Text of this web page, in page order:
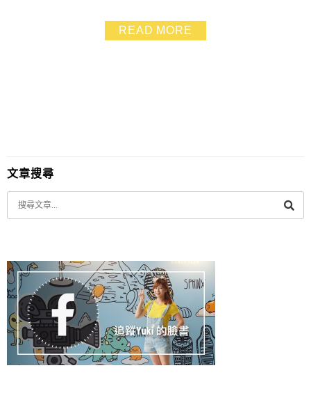
也非常豐富美味 難怪才開幕沒多久就在網上瘋傳
READ MORE
文章搜尋